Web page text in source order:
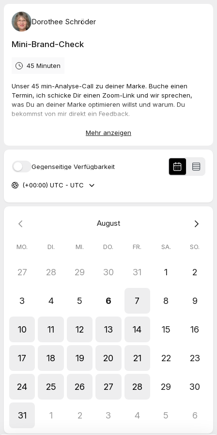
Dorothee Schröder
Mini-Brand-Check
45 Minuten
Unser 45 min-Analyse-Call zu deiner Marke. Buche einen
Termin, ich schicke Dir einen Zoom-Link und wir sprechen,
was Du an deiner Marke optimieren willst und warum. Du
bekommst von mir direkt ein Feedback.
Kosten: 99,00 Euro per Überweisung
personenbezogene Daten an TidyCal, Zoom und mich,
siehe dazu meineDatenschutzerklärung
Mehr anzeigen
Gegenseitige Verfügbarkeit
(+00:00) UTC - UTC
August
MO. DI. MI. DO. FR. SA. SO.
27 28 29 30 31 1 2
3 4 5 6 7 8 9
10 11 12 13 14 15 16
17 18 19 20 21 22 23
24 25 26 27 28 29 30
31 1 2 3 4 5 6